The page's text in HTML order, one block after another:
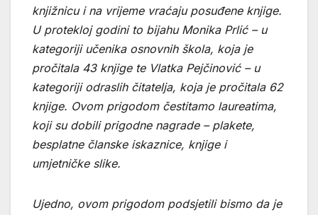
knjižnicu i na vrijeme vraćaju posuđene knjige.
U protekloj godini to bijahu Monika Prlić – u
kategoriji učenika osnovnih škola, koja je
pročitala 43 knjige te Vlatka Pejčinović – u
kategoriji odraslih čitatelja, koja je pročitala 62
knjige. Ovom prigodom čestitamo laureatima,
koji su dobili prigodne nagrade – plakete,
besplatne članske iskaznice, knjige i
umjetničke slike.
Ujedno, ovom prigodom podsjetili bismo da je